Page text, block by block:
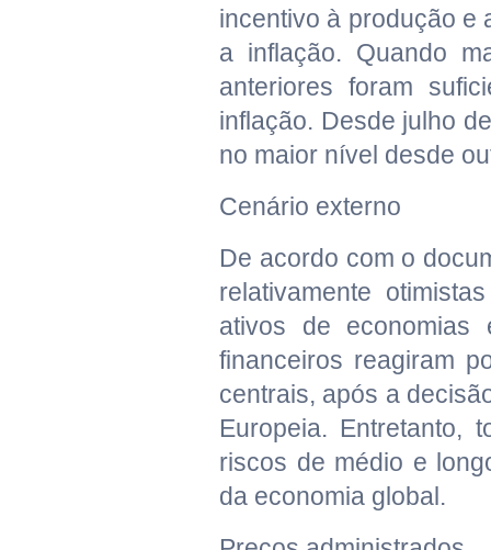
incentivo à produção e
a inflação. Quando
anteriores foram
inflação. Desde julho
no maior nível desde
Cenário externo
De acordo com o
relativamente
ativos de economias
financeiros reagiram
centrais, após a
Europeia. Entretanto,
riscos de médio e
da economia global.